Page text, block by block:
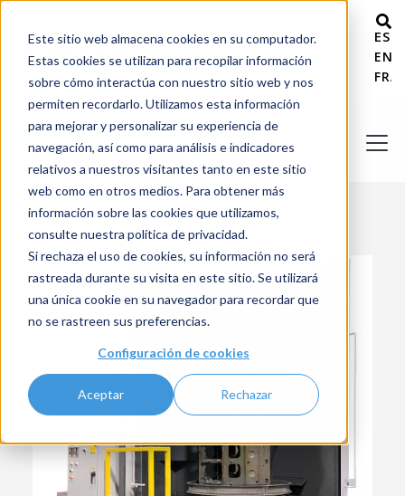
Este sitio web almacena cookies en su computador.
Estas cookies se utilizan para recopilar información
sobre cómo interactúa con nuestro sitio web y nos
permiten recordarlo. Utilizamos esta información
para mejorar y personalizar su experiencia de
navegación, así como para análisis e indicadores
relativos a nuestros visitantes tanto en este sitio
web como en otros medios. Para obtener más
información sobre las cookies que utilizamos,
consulte nuestra política de privacidad.
Si rechaza el uso de cookies, su información no será
rastreada durante su visita en este sitio. Se utilizará
una única cookie en su navegador para recordar que
no se rastreen sus preferencias.
Configuración de cookies
Aceptar Rechazar